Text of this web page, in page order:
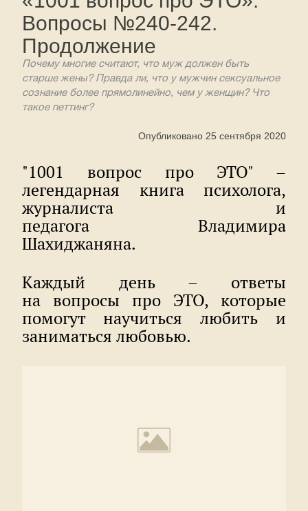
Вопросы №240-242.
Продолжение
Почему многие считают, что муж должен быть
старше жены? Правда ли, что у мужчин сексуальное
сознание более прямолинейно, чем у женщин? Что
такое петтинг?
Опубликовано 25 сентября 2020
"1001 вопрос про ЭТО" –
легендарная книга психолога,
журналиста и
педагога Владимира
Шахиджаняна.
Каждый день – ответы
на вопросы про ЭТО, которые
помогут научиться любить и
заниматься любовью.